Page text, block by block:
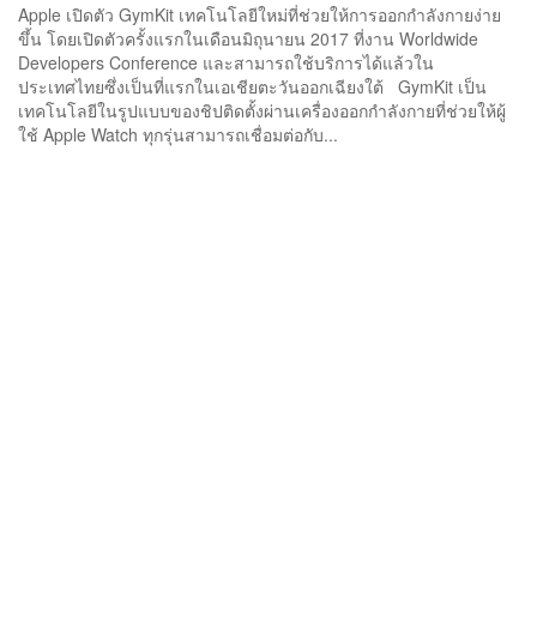
Apple เปิดตัว GymKit เทคโนโลยีใหม่ที่ช่วยให้การออกกำลังกายง่าย
ขึ้น โดยเปิดตัวครั้งแรกในเดือนมิถุนายน 2017 ที่งาน Worldwide
Developers Conference และสามารถใช้บริการได้แล้วใน
ประเทศไทยซึ่งเป็นที่แรกในเอเชียตะวันออกเฉียงใต้ GymKit เป็น
เทคโนโลยีในรูปแบบของชิปติดตั้งผ่านเครื่องออกกำลังกายที่ช่วยให้ผู้
ใช้ Apple Watch ทุกรุ่นสามารถเชื่อมต่อกับ...